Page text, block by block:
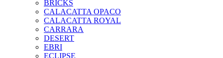
BRICKS
CALACATTA OPACO
CALACATTA ROYAL
CARRARA
DESERT
EBRI
ECLIPSE